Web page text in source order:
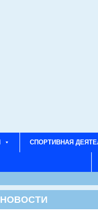
СПОРТИВНАЯ
НОВОСТИ